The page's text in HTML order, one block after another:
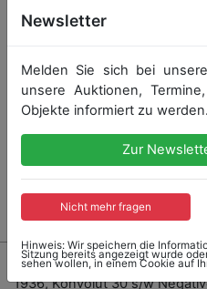
2618 - GRAND PRIX BERN
1936, Konvolut 30 s/w
Newsletter
Melden Sie sich bei
unsere Auktionen,
Objekte informiert zu werden.
Zur
Nicht mehr fragen
Hinweis: Wir speichern die
Sitzung bereits angezeigt wurde
sehen wollen, in einem Cookie auf